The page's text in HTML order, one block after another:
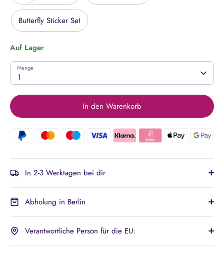
Butterfly Sticker Set
Auf Lager
Menge
1
In den Warenkorb
In 2-3 Werktagen bei dir
Abholung in Berlin
Verantwortliche Person für die EU: